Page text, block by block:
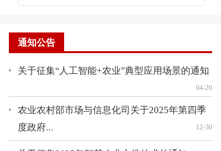
通知公告
关于征集“人工智能+农业”典型应用场景的通知
04-20
农业农村部市场与信息化司关于2025年第四季
度政府...
12-30